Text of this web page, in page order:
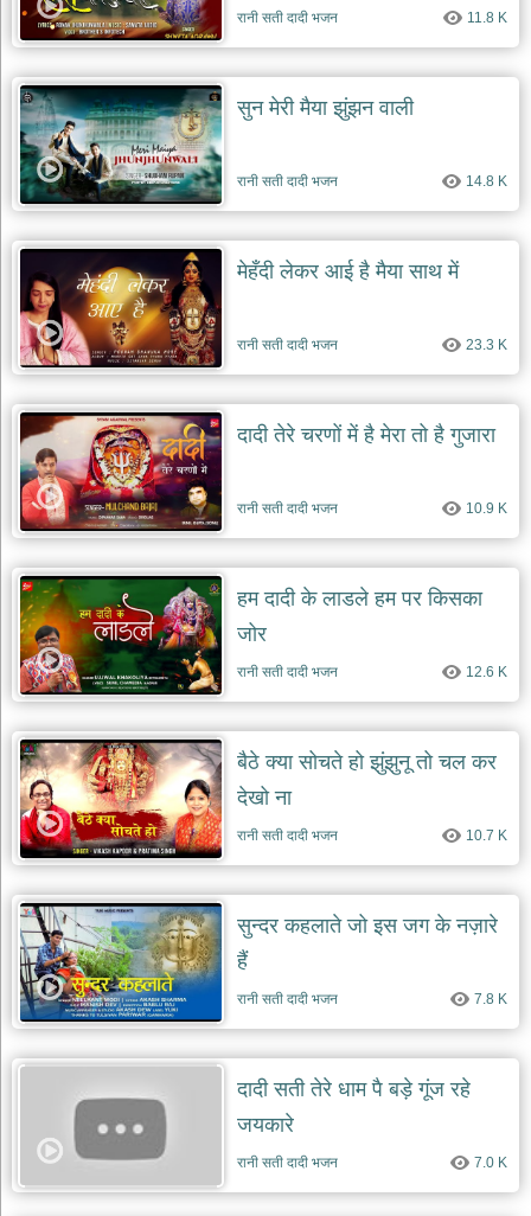
रानी सती दादी भजन 11.8 K
सुन मेरी मैया झुंझन वाली
रानी सती दादी भजन 14.8 K
मेहँदी लेकर आई है मैया साथ में
रानी सती दादी भजन 23.3 K
दादी तेरे चरणों में है मेरा तो है गुजारा
रानी सती दादी भजन 10.9 K
हम दादी के लाडले हम पर किसका
जोर
रानी सती दादी भजन 12.6 K
बैठे क्या सोचते हो झुंझुनू तो चल कर
देखो ना
रानी सती दादी भजन 10.7 K
सुन्दर कहलाते जो इस जग के नज़ारे
हैं
रानी सती दादी भजन 7.8 K
दादी सती तेरे धाम पै बड़े गूंज रहे
जयकारे
रानी सती दादी भजन 7.0 K